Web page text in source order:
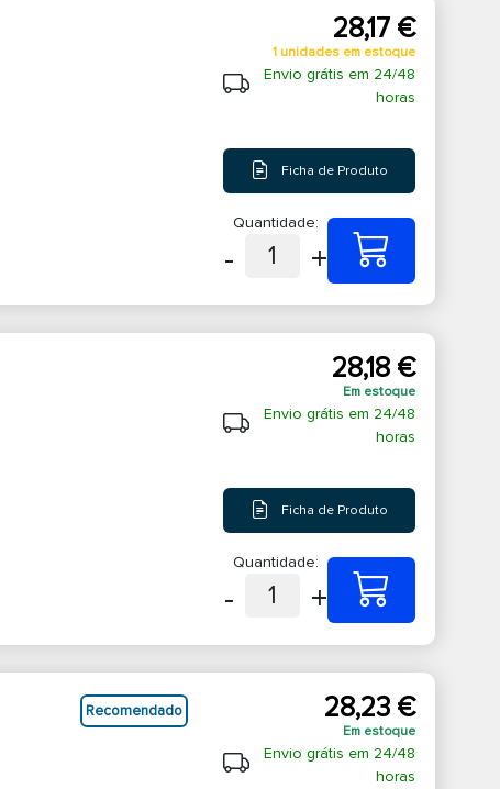
28,17 €
1 unidades em estoque
Envio grátis em 24/48
horas
Ficha de Produto
Quantidade:
- 1 +
28,18 €
Em estoque
Envio grátis em 24/48
horas
Ficha de Produto
Quantidade:
- 1 +
Recomendado 28,23 €
Em estoque
Envio grátis em 24/48
horas